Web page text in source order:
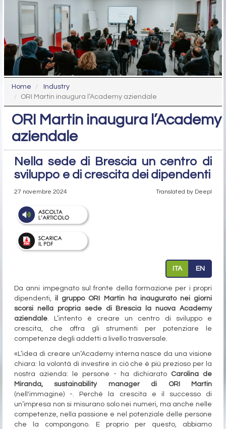
Home
Industry
ORI Martin inaugura l’Academy aziendale
ORI Martin inaugura l’Academy
aziendale
Nella sede di Brescia un centro di
sviluppo e di crescita dei dipendenti
27 novembre 2024 Translated by Deepl
ITA EN
Da anni impegnato sul fronte della formazione per i propri
dipendenti, il gruppo ORI Martin ha inaugurato nei giorni
scorsi nella propria sede di Brescia la nuova Academy
aziendale. L’intento è creare un centro di sviluppo e
crescita, che offra gli strumenti per potenziare le
competenze degli addetti a livello trasversale.
«L’idea di creare un’Academy interna nasce da una visione
chiara: la volontà di investire in ciò che è più prezioso per la
nostra azienda: le persone - ha dichiarato Carolina de
Miranda, sustainability manager di ORI Martin
(nell'immagine) -. Perché la crescita e il successo di
un’impresa non si misurano solo nei numeri, ma anche nelle
competenze, nella passione e nel potenziale delle persone
che la compongono. E proprio per questo, abbiamo